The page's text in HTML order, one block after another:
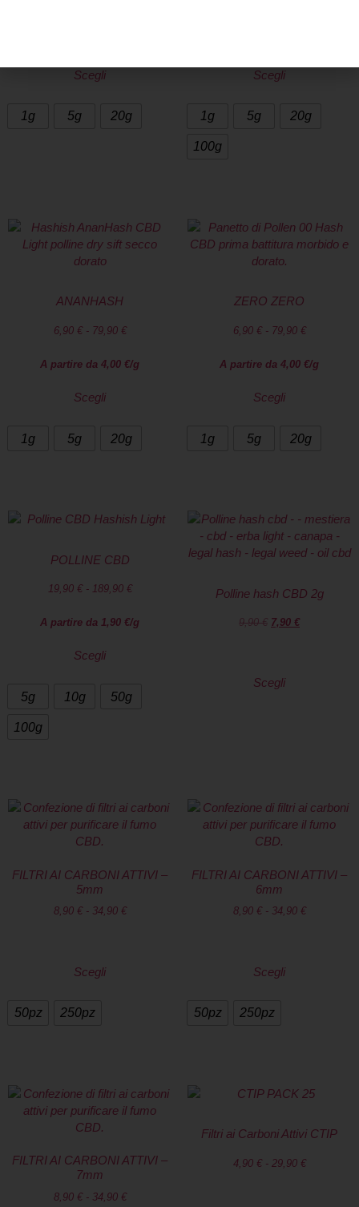
Scegli
1g 5g 20g
Scegli
1g 5g 20g
100g
ANANHASH
6,90 € - 79,90 €
A partire da 4,00 €/g
Scegli
1g 5g 20g
ZERO ZERO
6,90 € - 79,90 €
A partire da 4,00 €/g
Scegli
1g 5g 20g
POLLINE CBD
19,90 € - 189,90 €
A partire da 1,90 €/g
Scegli
5g 10g 50g
100g
Polline hash CBD 2g
9,90€ 7,90 €
Scegli
FILTRI AI CARBONI ATTIVI –
5mm
8,90 € - 34,90 €
Scegli
50pz 250pz
FILTRI AI CARBONI ATTIVI –
6mm
8,90 € - 34,90 €
Scegli
50pz 250pz
FILTRI AI CARBONI ATTIVI –
7mm
8,90 € - 34,90 €
Filtri ai Carboni Attivi CTIP
4,90 € - 29,90 €